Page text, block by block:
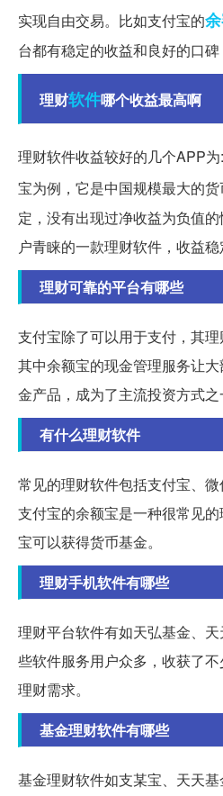
实现自由交易。比如支付宝的
台都有稳定的收益和良好的口碑
理财软件哪个收益最高啊
理财软件收益较好的几个APP
宝为例，它是中国规模最大的货
定，没有出现过净收益为负值
户青睐的一款理财软件，收益稳
理财可靠的平台有哪些
支付宝除了可以用于支付，其理
其中余额宝的现金管理服务让
金产品，成为了主流投资方式之
有什么理财软件
常见的理财软件包括支付宝、微
支付宝的余额宝是一种很常见
宝可以获得货币基金。
理财手机软件有哪些
理财平台软件有如天弘基金、
些软件服务用户众多，收获了
理财需求。
基金理财软件有哪些
基金理财软件如支某宝、天天